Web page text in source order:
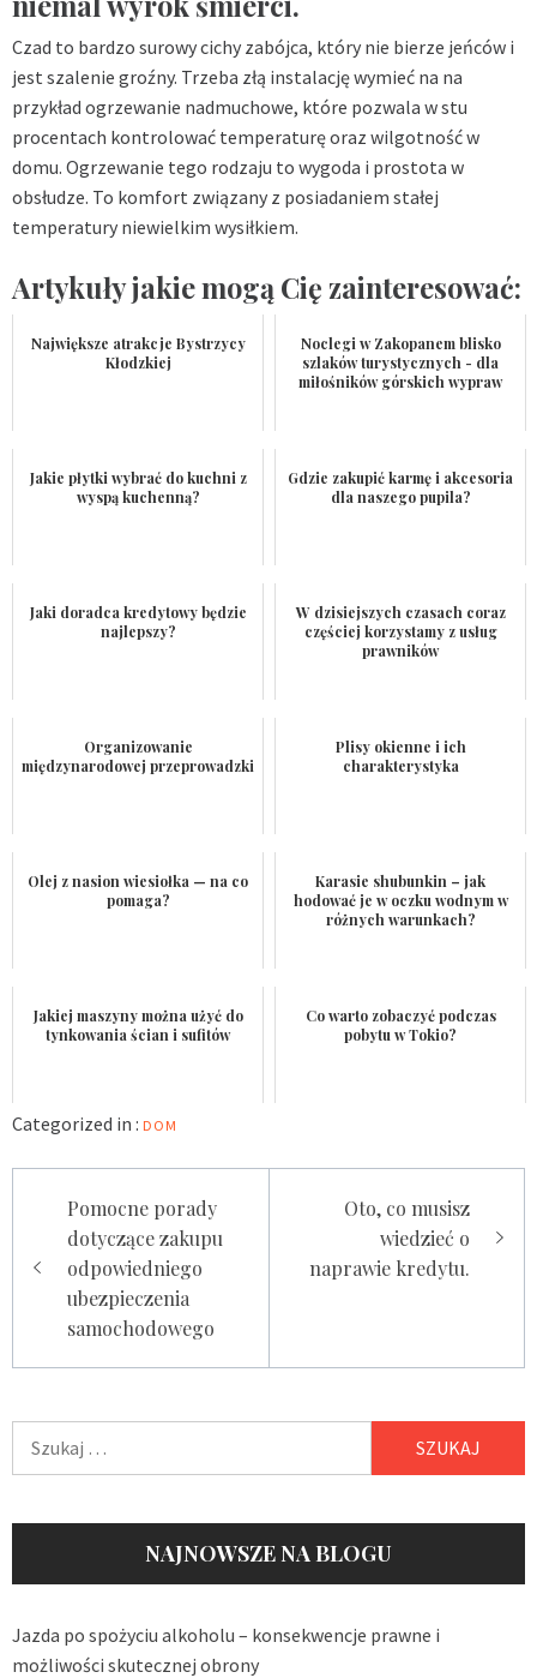
Czad to bardzo surowy cichy zabójca, który nie bierze jeńców i
jest szalenie groźny. Trzeba złą instalację wymieć na na
przykład ogrzewanie nadmuchowe, które pozwala w stu
procentach kontrolować temperaturę oraz wilgotność w
domu. Ogrzewanie tego rodzaju to wygoda i prostota w
obsłudze. To komfort związany z posiadaniem stałej
temperatury niewielkim wysiłkiem.
Artykuły jakie mogą Cię zainteresować:
Największe atrakcje Bystrzycy
Kłodzkiej
Noclegi w Zakopanem blisko
szlaków turystycznych - dla
miłośników górskich wypraw
Jakie płytki wybrać do kuchni z
wyspą kuchenną?
Gdzie zakupić karmę i akcesoria
dla naszego pupila?
Jaki doradca kredytowy będzie
najlepszy?
W dzisiejszych czasach coraz
częściej korzystamy z usług
prawników
Organizowanie
międzynarodowej przeprowadzki
Plisy okienne i ich
charakterystyka
Olej z nasion wiesiołka — na co
pomaga?
Karasie shubunkin – jak
hodować je w oczku wodnym w
różnych warunkach?
Jakiej maszyny można użyć do
tynkowania ścian i sufitów
Co warto zobaczyć podczas
pobytu w Tokio?
Categorized in : DOM
wpisuPomocne porady
dotyczące zakupu
odpowiedniego
ubezpieczenia
samochodowego
Oto, co musisz
wiedzieć o
naprawie kredytu.
NAJNOWSZE NA BLOGU
Jazda po spożyciu alkoholu – konsekwencje prawne i
możliwości skutecznej obrony